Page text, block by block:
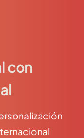
con